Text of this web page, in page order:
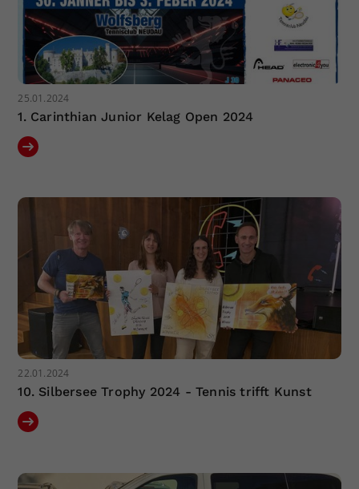
25.01.2024
1. Carinthian Junior Kelag Open 2024
22.01.2024
10. Silbersee Trophy 2024 - Tennis trifft Kunst